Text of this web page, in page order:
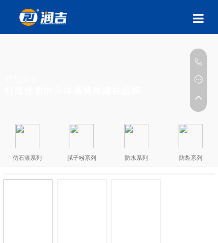
仿石漆系列 腻子粉系列 防水系列 防裂系列